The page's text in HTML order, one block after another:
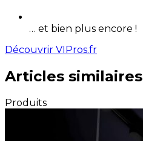
… et bien plus encore !
Découvrir VIPros.fr
Articles similaires
Produits